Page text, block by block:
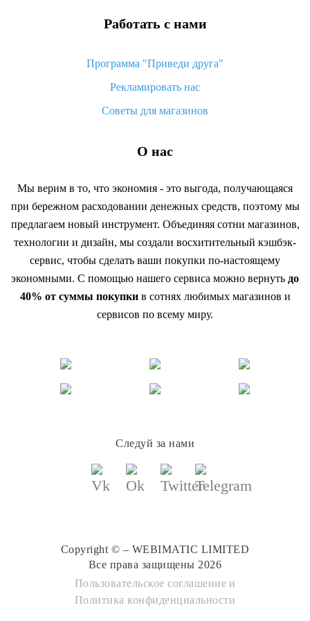
Работать с нами
Программа "Приведи друга"
Рекламировать нас
Советы для магазинов
О нас
Мы верим в то, что экономия - это выгода, получающаяся
при бережном расходовании денежных средств, поэтому мы
предлагаем новый инструмент. Объединяя сотни магазинов,
технологии и дизайн, мы создали восхитительный кэшбэк-
сервис, чтобы сделать ваши покупки по-настоящему
экономными. С помощью нашего сервиса можно вернуть до
40% от суммы покупкив сотнях любимых магазинов и
сервисов по всему миру.
Следуй за нами
Copyright © – WEBIMATIC LIMITED
Все права защищены 2026
Пользовательское соглашение и
Политика конфиденциальности